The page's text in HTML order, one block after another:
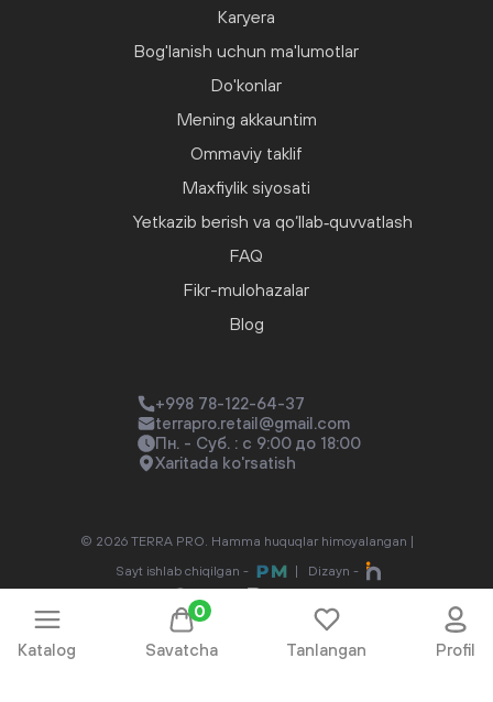
Katalog Savatcha
0
Tanlangan Profil
Karyera
Bog'lanish uchun ma'lumotlar
Do'konlar
Mening akkauntim
Ommaviy taklif
Maxfiylik siyosati
Yetkazib berish va qo‘llab‑quvvatlash
FAQ
Fikr-mulohazalar
Blog
+998 78-122-64-37
terrapro.retail@gmail.com
Пн. - Суб. : с 9:00 до 18:00
Xaritada ko'rsatish
© 2026 TERRA PRO. Hamma huquqlar himoyalangan |
Sayt ishlab chiqilgan -
Dizayn -